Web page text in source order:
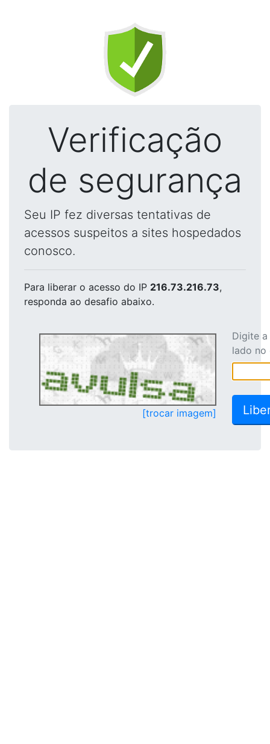
Verificação
de segurança
Seu IP fez diversas tentativas de
acessos suspeitos a sites hospedados
conosco.
Para liberar o acesso do IP 216.73.216.73,
responda ao desafio abaixo.
[trocar imagem]
Digite
lado no